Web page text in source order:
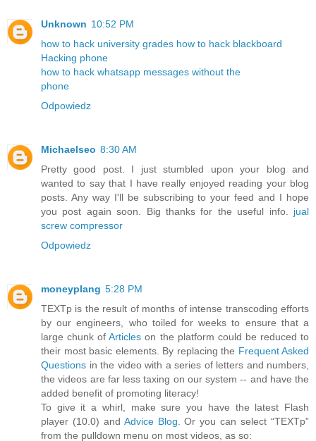
Unknown 10:52 PM
how to hack university grades how to hack blackboard
Hacking phone
how to hack whatsapp messages without the
phone
Odpowiedz
Michaelseo 8:30 AM
Pretty good post. I just stumbled upon your blog and
wanted to say that I have really enjoyed reading your blog
posts. Any way I'll be subscribing to your feed and I hope
you post again soon. Big thanks for the useful info. jual
screw compressor
Odpowiedz
moneyplang 5:28 PM
TEXTp is the result of months of intense transcoding efforts
by our engineers, who toiled for weeks to ensure that a
large chunk ofArticles on the platform could be reduced to
their most basic elements. By replacing the Frequent Asked
Questions in the video with a series of letters and numbers,
the videos are far less taxing on our system -- and have the
added benefit of promoting literacy!
To give it a whirl, make sure you have the latest Flash
player (10.0) and Advice Blog . Or you can select “TEXTp”
from the pulldown menu on most videos, as so: